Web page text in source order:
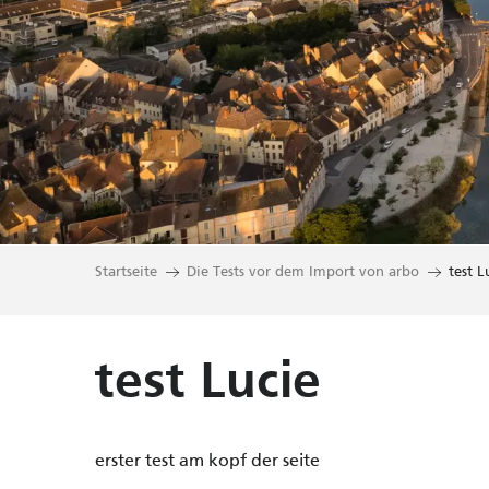
Startseite Die Tests vor dem Import von arbo test
test Lucie
erster test am kopf der seite